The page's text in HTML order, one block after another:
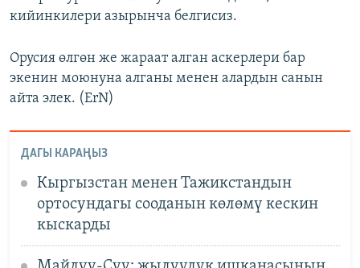
кийинкилери азырынча белгисиз.
Орусия өлгөн же жараат алган аскерлери бар
экенин моюнуна алганы менен алардын санын
айта элек. (ErN)
ДАГЫ КАРАҢЫЗ
Кыргызстан менен Тажикстандын
ортосундагы сооданын көлөмү кескин
кыскарды